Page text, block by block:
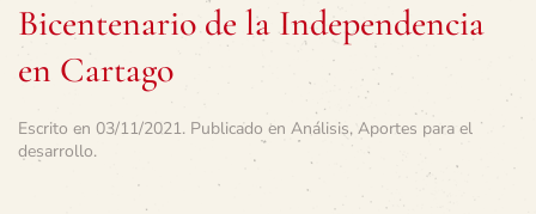
Bicentenario de la Independencia
en Cartago
Escrito en 03/11/2021. Publicado en Análisis, Aportes para el
desarrollo.